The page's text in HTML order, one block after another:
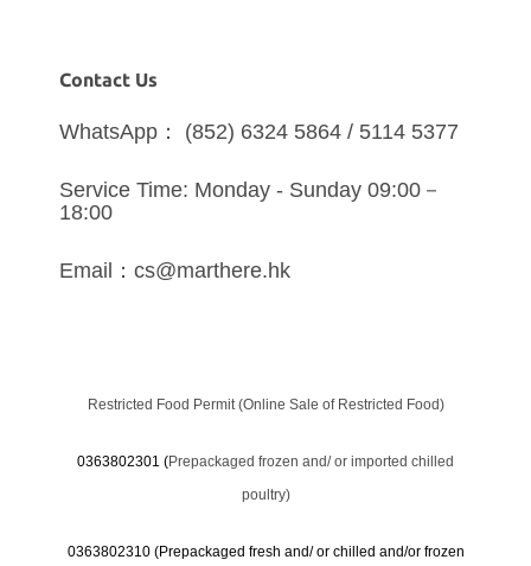
Contact Us
WhatsApp： (852) 6324 5864 / 5114 5377
Service Time: Monday - Sunday 09:00－
18:00
Email：cs@marthere.hk
Restricted Food Permit (Online Sale of Restricted Food)
0363802301 (Prepackaged frozen and/ or imported chilled
poultry)
0363802310 (Prepackaged fresh and/ or chilled and/or frozen